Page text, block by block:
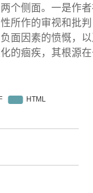
个侧面。一是作
所作的审视和批
面因素的愤慨，
的痼疾，其根源